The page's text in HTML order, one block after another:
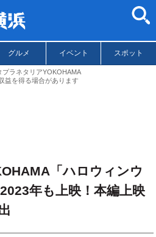
グルメ イベント スポット
プラネタリアYOKOHAMA
益を得る場合があります
「ハロウィンウ
年も上映！本編上映